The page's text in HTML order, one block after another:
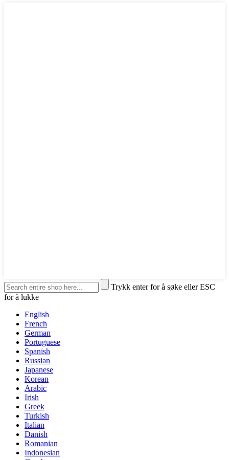
Trykk enter for å søke eller ESC
for å lukke
English
French
German
Portuguese
Spanish
Russian
Japanese
Korean
Arabic
Irish
Greek
Turkish
Italian
Danish
Romanian
Indonesian